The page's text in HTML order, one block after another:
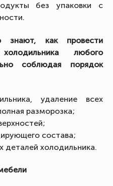
без упаковки с
знают, как провести
любого
соблюдая порядок
удаление всех
разморозка;
состава;
деталей холодильника.